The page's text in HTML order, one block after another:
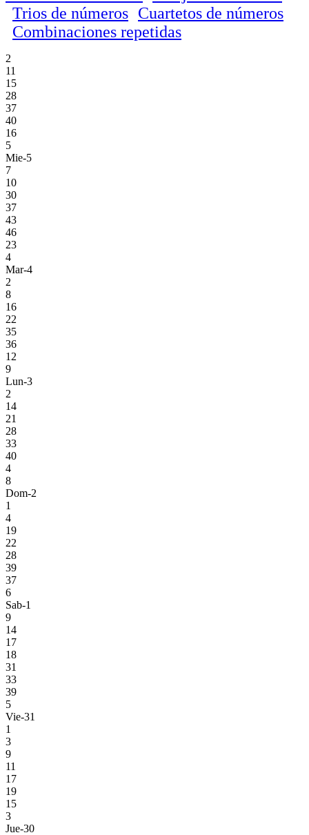
Trios de números Cuartetos de números
Combinaciones repetidas
2
11
15
28
37
40
16
5
Mie-5
7
10
30
37
43
46
23
4
Mar-4
2
8
16
22
35
36
12
9
Lun-3
2
14
21
28
33
40
4
8
Dom-2
1
4
19
22
28
39
37
6
Sab-1
9
14
17
18
31
33
39
5
Vie-31
1
3
9
11
17
19
15
3
Jue-30